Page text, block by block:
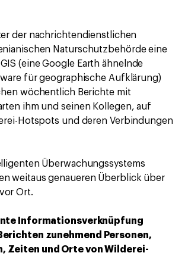
der nachrichtendienstlichen
Naturschutzbehörde eine
(eine Google Earth ähnelnde
für geographische Aufklärung)
wöchentlich Berichte mit
ihm und seinen Kollegen, auf
Hotspots und deren Verbindungen
Überwachungssystems
weitaus genaueren Überblick über
Ort.
Informationsverknüpfung
zunehmend Personen,
Zeiten und Orte von Wilderei-